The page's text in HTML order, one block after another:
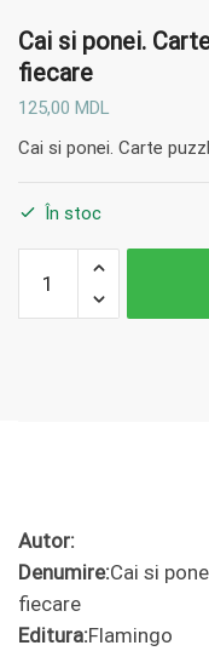
Cai si ponei.
fiecare
125,00 MDL
Cai si ponei. Carte
În stoc
Cai si
ponei.
Autor:
Denumire:Cai si
fiecare
Editura:Flamingo